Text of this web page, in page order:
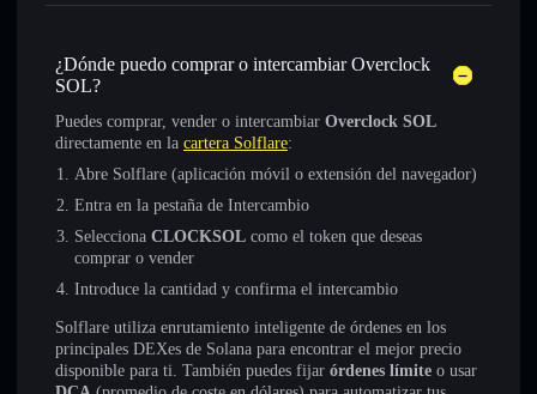
¿Dónde puedo comprar o intercambiar Overclock
SOL?
Puedes comprar, vender o intercambiar Overclock SOL
directamente en la cartera Solflare:
Abre Solflare (aplicación móvil o extensión del navegador)
Entra en la pestaña de Intercambio
Selecciona CLOCKSOL como el token que deseas
comprar o vender
Introduce la cantidad y confirma el intercambio
Solflare utiliza enrutamiento inteligente de órdenes en los
principales DEXes de Solana para encontrar el mejor precio
disponible para ti. También puedes fijar órdenes límite o usar